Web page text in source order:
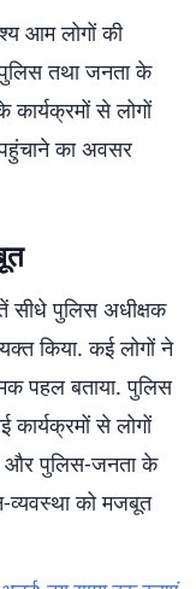
आम लोगों की
तथा जनता के
से लोगों
का अवसर
सीधे पुलिस अधीक्षक
किया. कई लोगों ने
पहल बताया. पुलिस
कार्यक्रमों से लोगों
और पुलिस-जनता के
व्यवस्था को मजबूत